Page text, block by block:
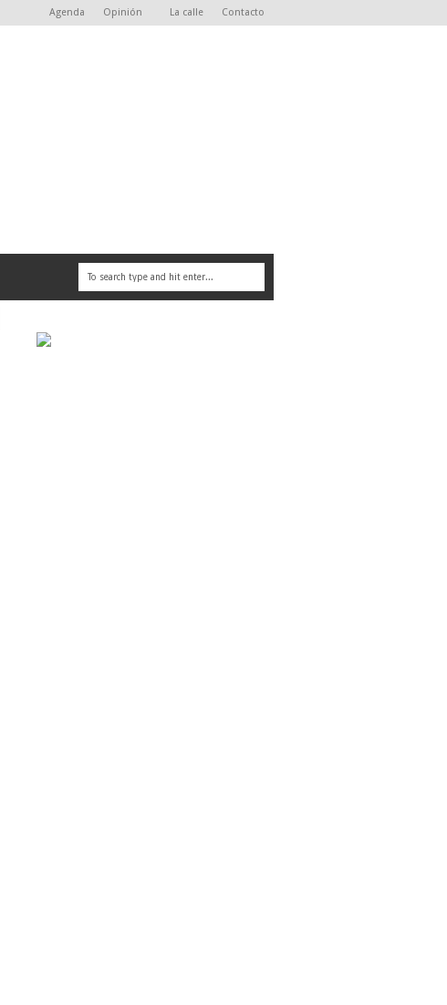
Agenda Opinión La calle Contacto